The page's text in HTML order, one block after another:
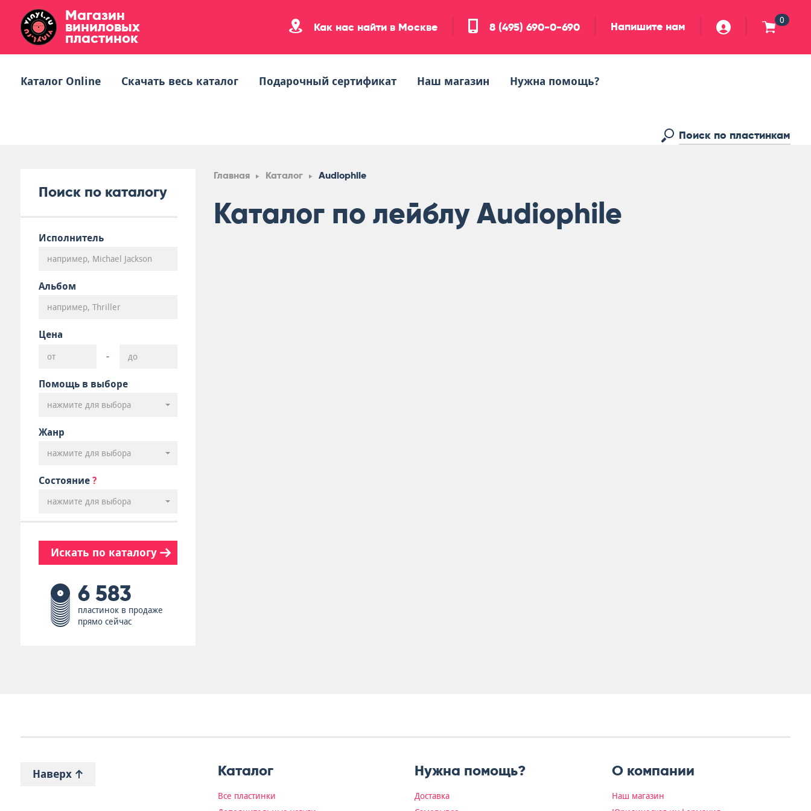
Магазин
виниловых
пластинок
Как нас найти в Москве 8 (495) 690-0-690 Напишите нам 0
Каталог Online Скачать весь каталог Подарочный сертификат Наш магазин Нужна помощь?
Поиск по каталогу
Исполнитель
Альбом
Цена
-
Помощь в выборе
нажмите для выбора
Жанр
нажмите для выбора
Состояние ?
нажмите для выбора
Искать по каталогу
6 583
пластинок в продаже
прямо сейчас
Главная Каталог Audiophile
Каталог по лейблу Audiophile
Наверх Каталог
Все пластинки
Нужна помощь?
Доставка
О компании
Наш магазин